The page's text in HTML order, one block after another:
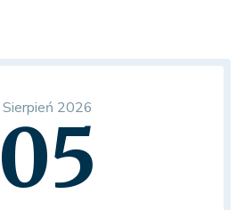
Sierpień 2026
05